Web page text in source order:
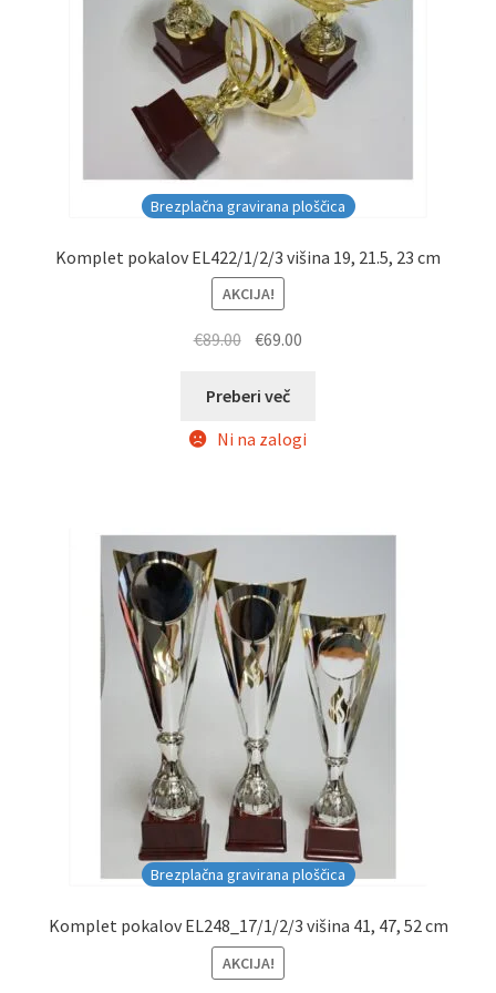
Brezplačna gravirana ploščica
Komplet pokalov EL422/1/2/3 višina 19, 21.5, 23 cm
AKCIJA!
€89.00 Izvirna
je
€89.00.
€69.00
Preberi več
Ni na zalogi
Brezplačna gravirana ploščica
Komplet pokalov EL248_17/1/2/3 višina 41, 47, 52 cm
AKCIJA!